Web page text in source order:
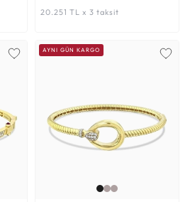
20.251 TL x 3 taksit
AYNI GÜN KARGO